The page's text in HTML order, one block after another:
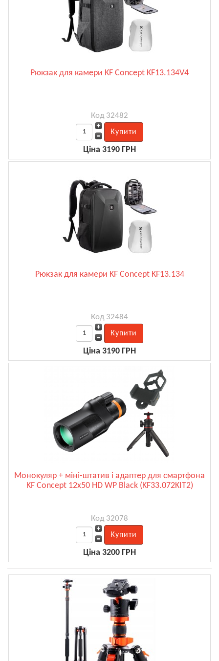
Рюкзак для камери KF Concept KF13.134V4
Код 32482
Ціна 3190 ГРН
Рюкзак для камери KF Concept KF13.134
Код 32484
Ціна 3190 ГРН
Монокуляр + міні-штатив і адаптер для смартфона
KF Concept 12x50 HD WP Black (KF33.072KIT2)
Код 32078
Ціна 3200 ГРН